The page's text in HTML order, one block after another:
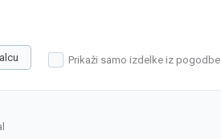
Prikaži samo izdelke iz pogodbe